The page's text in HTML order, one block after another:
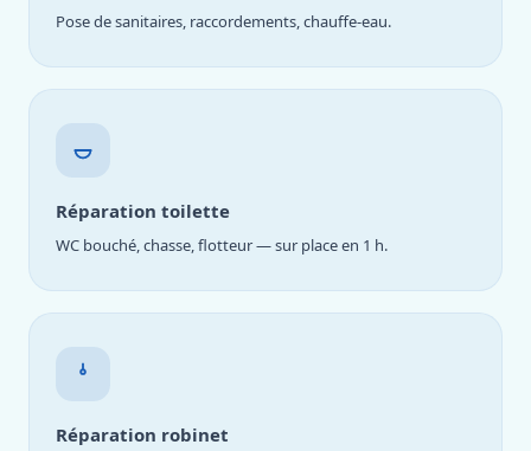
Pose de sanitaires, raccordements, chauffe-eau.
Réparation toilette
WC bouché, chasse, flotteur — sur place en 1 h.
Réparation robinet